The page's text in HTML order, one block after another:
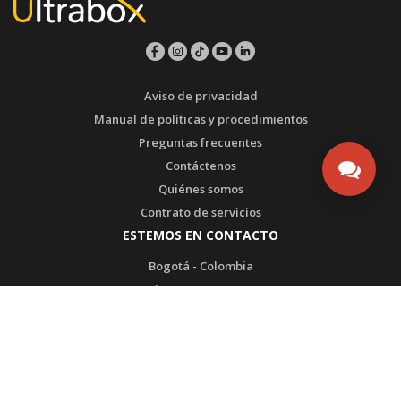
Aviso de privacidad
Manual de políticas y procedimientos
Preguntas frecuentes
Contáctenos
Quiénes somos
Contrato de servicios
ESTEMOS EN CONTACTO
Bogotá - Colombia
Tel1: (571) 3135492753